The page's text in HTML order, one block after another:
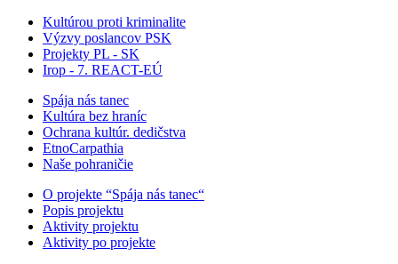
Kultúrou proti kriminalite
Výzvy poslancov PSK
Projekty PL - SK
Irop - 7. REACT-EÚ
Spája nás tanec
Kultúra bez hraníc
Ochrana kultúr. dedičstva
EtnoCarpathia
Naše pohraničie
O projekte “Spája nás tanec“
Popis projektu
Aktivity projektu
Aktivity po projekte